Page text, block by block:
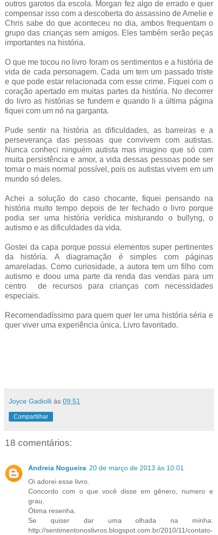
outros garotos da escola. Morgan fez algo de errado e quer
compensar isso com a descoberta do assassino de Amelie e
Chris sabe do que aconteceu no dia, ambos frequentam o
grupo das crianças sem amigos. Eles também serão peças
importantes na história.
O que me tocou no livro foram os sentimentos e a história de
vida de cada personagem. Cada um tem um passado triste
e que pode estar relacionada com esse crime. Fiquei com o
coração apertado em muitas partes da história. No decorrer
do livro as histórias se fundem e quando li a última página
fiquei com um nó na garganta.
Pude sentir na história as dificuldades, as barreiras e a
perseverança das pessoas que convivem com autistas.
Nunca conheci ninguém autista mas imagino que só com
muita persistência e amor, a vida dessas pessoas pode ser
tornar o mais normal possível, pois os autistas vivem em um
mundo só deles.
Achei a solução do caso chocante, fiquei pensando na
história muito tempo depois de ter fechado o livro porque
podia ser uma história verídica misturando o bullyng, o
autismo e as dificuldades da vida.
Gostei da capa porque possui elementos super pertinentes
da história. A diagramação é simples com páginas
amareladas. Como curiosidade, a autora tem um filho com
autismo e doou uma parte da renda das vendas para um
centro de recursos para crianças com necessidades
especiais.
Recomendadíssimo para quem quer ler uma história séria e
quer viver uma experiência única. Livro favoritado.
Joyce Gadiolli às 09:51
Compartilhar
18 comentários:
Andreia Nogueira 20 de março de 2013 às 10:01
Oi adorei esse livro.
Concordo com o que você disse em gênero, numero e
grau.
Ótima resenha.
Se quiser dar uma olhada na minha:
http://sentimentonoslivros.blogspot.com.br/2010/11/contato-